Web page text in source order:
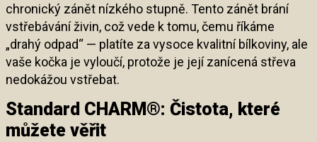
chronický zánět nízkého stupně. Tento zánět brání
vstřebávání živin, což vede k tomu, čemu říkáme
„drahý odpad“ — platíte za vysoce kvalitní bílkoviny, ale
vaše kočka je vyloučí, protože je její zanícená střeva
nedokážou vstřebat.
Standard CHARM®: Čistota, které
můžete věřit